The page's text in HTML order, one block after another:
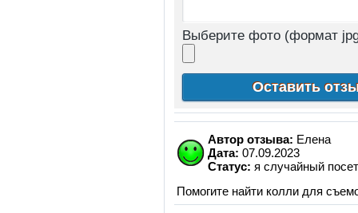
Выберите фото (формат
Автор отзыва: Елена
Дата: 07.09.2023
Статус: я случайный
Помогите найти колли для